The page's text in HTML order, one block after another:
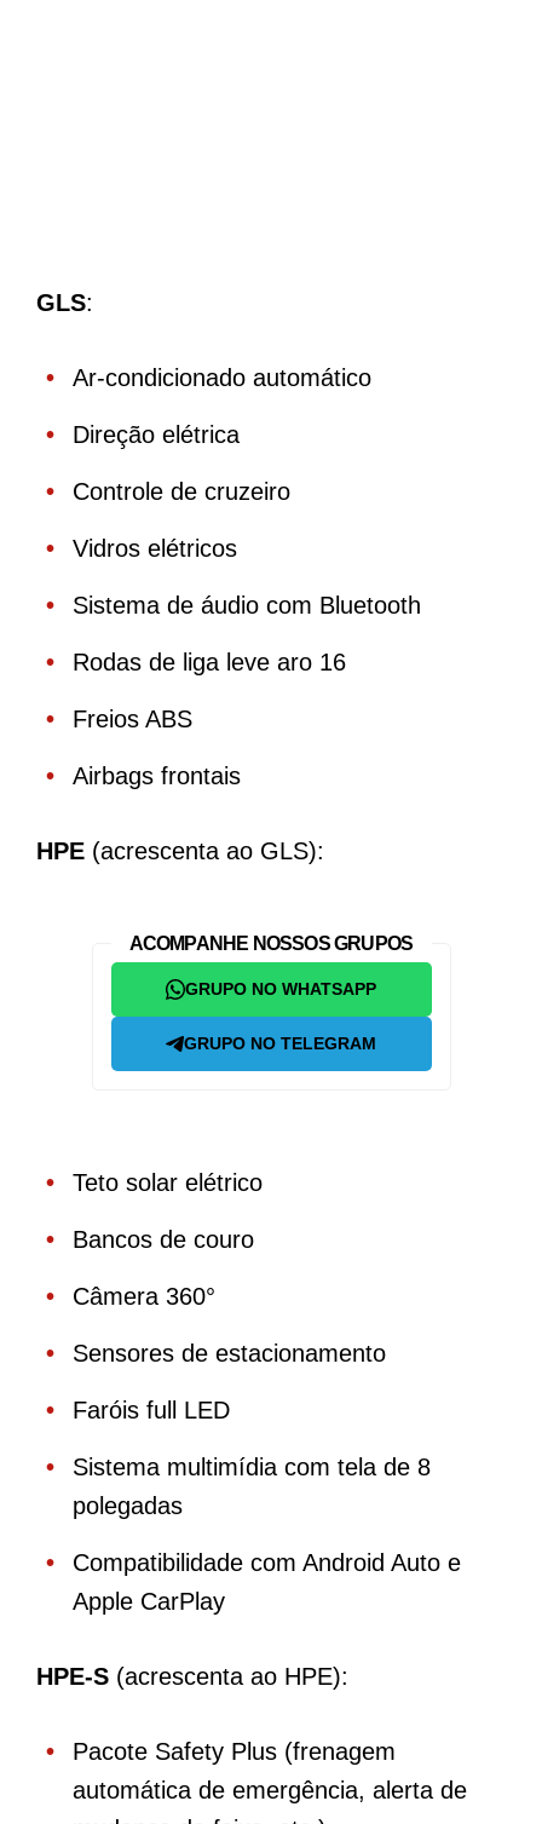
GLS:
Ar-condicionado automático
Direção elétrica
Controle de cruzeiro
Vidros elétricos
Sistema de áudio com Bluetooth
Rodas de liga leve aro 16
Freios ABS
Airbags frontais
HPE (acrescenta ao GLS):
ACOMPANHE NOSSOS GRUPOS
GRUPO NO WHATSAPP
GRUPO NO TELEGRAM
Teto solar elétrico
Bancos de couro
Câmera 360°
Sensores de estacionamento
Faróis full LED
Sistema multimídia com tela de 8
polegadas
Compatibilidade com Android Auto e
Apple CarPlay
HPE-S (acrescenta ao HPE):
Pacote Safety Plus (frenagem
automática de emergência, alerta de